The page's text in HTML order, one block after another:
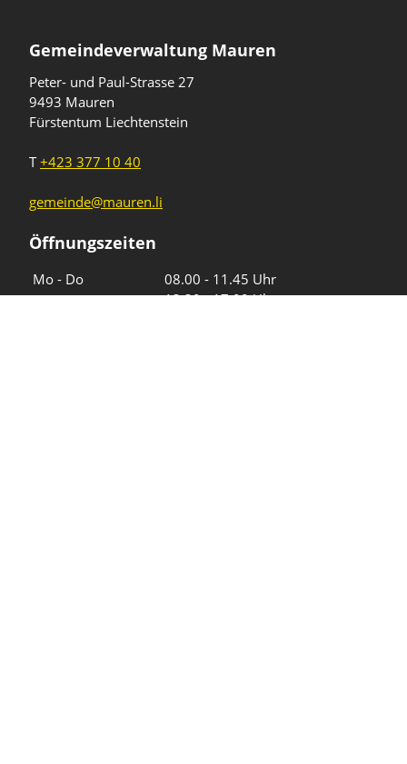
Gemeindeverwaltung Mauren
Peter- und Paul-Strasse 27
9493 Mauren
Fürstentum Liechtenstein
T+423 377 10 40
gemeinde@mauren.li
Öffnungszeiten
Mo - Do
08.00 - 11.45 Uhr
13.30 - 17.00 Uhr